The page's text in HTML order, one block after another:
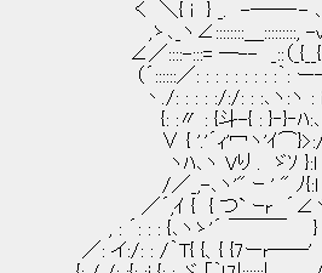
く ＼{ i } _. -――‐-
,ゝ､_ヽ∠::::::::＿:::::::::, -
∠／::::-:::= ―-- _::（
（´::::::／: : : : : : : : :｀: ー‐`ｰ
丶./: : : : :/:/: : :､ヽ:ヽ : i:ヽ:
{: :〃 : {斗-{ : }‐}‐ﾊ:､|: l:
∨ { '.'´ｨ'冖ヽ'ｲ⌒}>:/: l: : |
ヽﾊ､ヽ Vり . ゞｿ }:l :/
/／_,-､ヽ'" ｰ ' " ﾉ{:l { :l : :
／´,ｲ { { つ` ｰr ´∠ヾ:ヾ
, : ´: : : {､ヽゝ'´ ￣￣￣ } iﾉ
／: イ:/: : /｀T{ {、{ {7ーr――' l :